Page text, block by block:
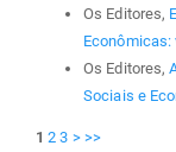
Os Editores,
Econômicas:
Os Editores,
Sociais e
1 2 3 > >>